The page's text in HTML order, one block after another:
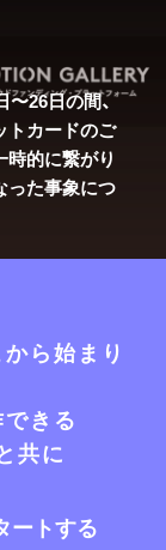
〜26日の間、
トカードのご
時的に繋がり
った事象につ
ら始まり
きる
共に
ートする